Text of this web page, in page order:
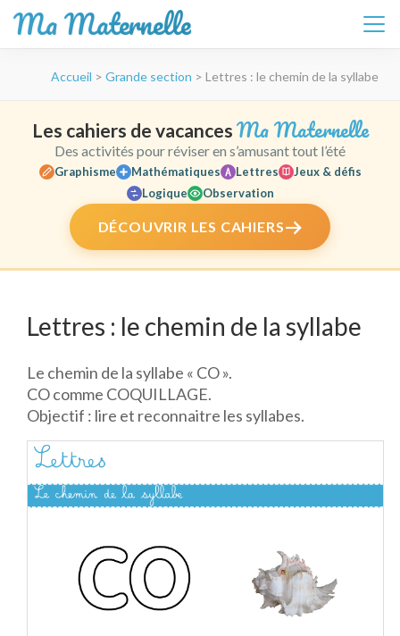
Ma Maternelle
(Pressez
Entrée)
Accueil > Grande section > Lettres : le chemin de la syllabe
Les cahiers de vacances Ma Maternelle
Des activités pour réviser en s’amusant tout l’été
Graphisme Mathématiques Lettres
Jeux & défis
Logique
Observation
DÉCOUVRIR LES CAHIERS
Lettres : le chemin de la syllabe
Le chemin de la syllabe « CO ».
CO comme COQUILLAGE.
Objectif : lire et reconnaitre les syllabes.